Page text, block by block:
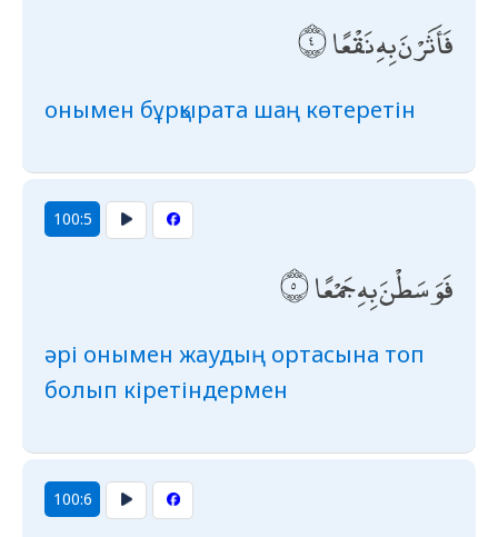
فَأَثَرْنَ بِهِ نَقْعًا
онымен бұрқырата шаң көтеретін
100:5
فَوَسَطْنَ بِهِ جَمْعًا
әрі онымен жаудың ортасына топ
бо­лып кіретіндермен
100:6